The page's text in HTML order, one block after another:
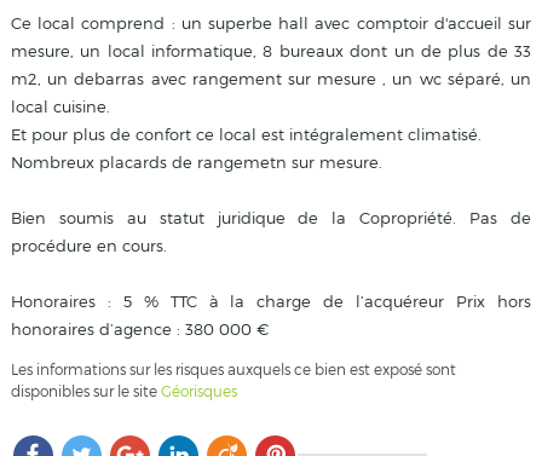
Ce local comprend : un superbe hall avec comptoir d'accueil sur
mesure, un local informatique, 8 bureaux dont un de plus de 33
m2, un debarras avec rangement sur mesure , un wc séparé, un
local cuisine.
Et pour plus de confort ce local est intégralement climatisé.
Nombreux placards de rangemetn sur mesure.
Bien soumis au statut juridique de la Copropriété. Pas de
procédure en cours.
Honoraires : 5 % TTC à la charge de l’acquéreur Prix hors
honoraires d’agence : 380 000 €
Les informations sur les risques auxquels ce bien est exposé sont
disponibles sur le site Géorisques